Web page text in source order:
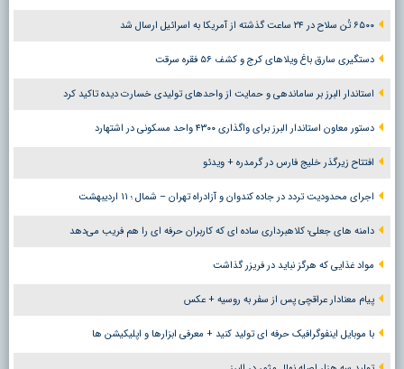
۶۵۰۰ تُن سلاح در ۲۴ ساعت گذشته از آمریکا به اسرائیل ارسال شد
دستگیری سارق باغ ویلاهای کرج و کشف ۵۶ فقره سرقت
استاندار البرز بر ساماندهی و حمایت از واحدهای تولیدی خسارت دیده تاکید کرد
دستور معاون استاندار البرز برای واگذاری ۴۳۰۰ واحد مسکونی در اشتهارد
افتتاح زیرگذر خلیج فارس در گرمدره + ویدئو
اجرای محدودیت تردد در جاده کندوان و آزادراه تهران – شمال ؛ ١١ اردیبهشت
دامنه های جعلی؛ کلاهبرداری ساده ای که کاربران حرفه ای را هم فریب می‌دهد
مواد غذایی که هرگز نباید در فریزر گذاشت
پیام معنادار عراقچی پس از سفر به روسیه + عکس
با موبایل اینفوگرافیک حرفه ای تولید کنید + معرفی ابزارها و اپلیکیشن ها